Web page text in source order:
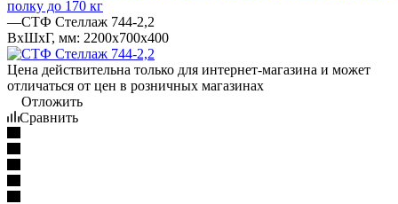
полку до 170 кг
—СТФ Стеллаж 744-2,2
ВхШхГ, мм: 2200x700x400
Цена действительна только для интернет-магазина и может
отличаться от цен в розничных магазинах
Отложить
Сравнить